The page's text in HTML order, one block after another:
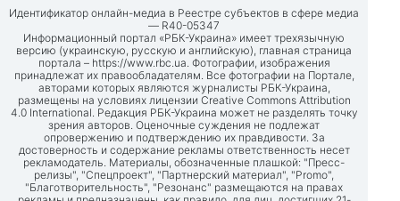
Идентификатор онлайн-медиа в Реестре субъектов в сфере медиа
— R40-05347
Информационный портал «РБК-Украина» имеет трехязычную
версию (украинскую, русскую и английскую), главная страница
портала – https://www.rbc.ua. Фотографии, изображения
принадлежат их правообладателям. Все фотографии на Портале,
авторами которых являются журналисты РБК-Украина,
размещены на условиях лицензии Creative Commons Attribution
4.0 International. Редакция РБК-Украина может не разделять точку
зрения авторов. Оценочные суждения не подлежат
опровержению и подтверждению их правдивости. За
достоверность и содержание рекламы ответственность несет
рекламодатель. Материалы, обозначенные плашкой: "Пресс-
релизы", "Спецпроект", "Партнерский материал", "Promo",
"Благотворительность", "Резонанс" размещаются на правах